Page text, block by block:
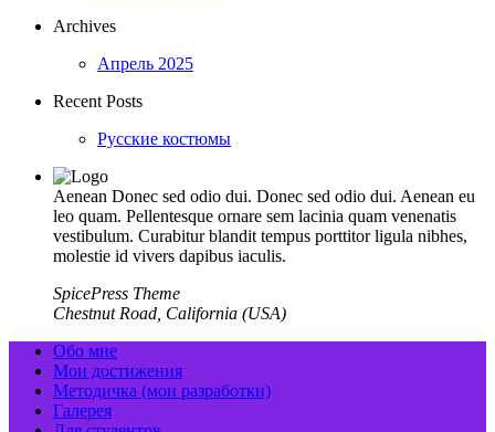
Archives
Апрель 2025
Recent Posts
Русские костюмы
Aenean Donec sed odio dui. Donec sed odio dui. Aenean eu
leo quam. Pellentesque ornare sem lacinia quam venenatis
vestibulum. Curabitur blandit tempus porttitor ligula nibhes,
molestie id vivers dapibus iaculis.
SpicePress Theme
Chestnut Road, California (USA)
Обо мне
Мои достижения
Методичка (мои разработки)
Галерея